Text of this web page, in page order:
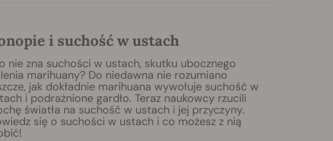
i suchość w ustach
nie zna suchości w ustach, skutku ubocznego
marihuany? Do niedawna nie rozumiano
jak dokładnie marihuana wywołuje suchość w
i podrażnione gardło. Teraz naukowcy rzucili
światła na suchość w ustach i jej przyczyny.
się o suchości w ustach i co możesz z nią